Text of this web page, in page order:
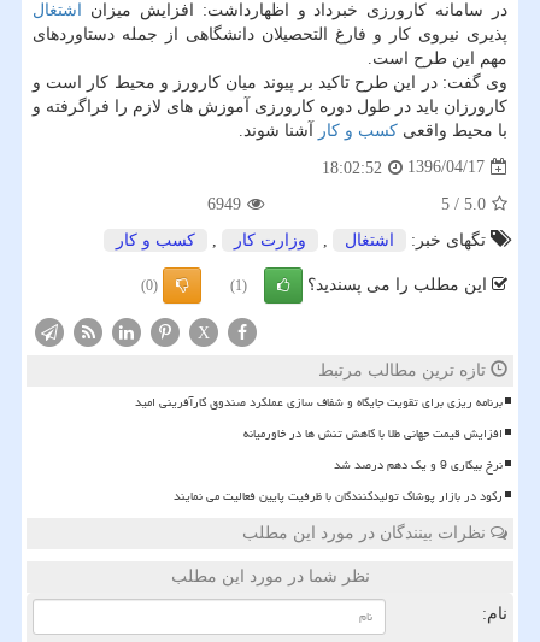
در سامانه كارورزی خبرداد و اظهارداشت: افزایش میزان
اشتغال
‌پذیری نیروی كار و فارغ التحصیلان دانشگاهی از جمله دستاوردهای
مهم این طرح است.
وی گفت: در این طرح تاكید بر پیوند میان كارورز و محیط كار است و
كارورزان باید در طول دوره كارورزی آموزش های لازم را فراگرفته و
با محیط واقعی كسب و كار
آشنا شوند.
1396/04/17
18:02:52
5.0
/
5
6949
تگهای خبر:
اشتغال , وزارت كار , كسب و كار
این مطلب را می پسندید؟ (1)
(0)
X
تازه ترین مطالب مرتبط
برنامه ریزی برای تقویت جایگاه و شفاف سازی عملکرد صندوق کارآفرینی امید
افزایش قیمت جهانی طلا با کاهش تنش ها در خاورمیانه
نرخ بیکاری 9 و یک دهم درصد شد
رکود در بازار پوشاک تولیدکنندگان با ظرفیت پایین فعالیت می نمایند
نظرات بینندگان در مورد این مطلب
نظر شما در مورد این مطلب
نام: